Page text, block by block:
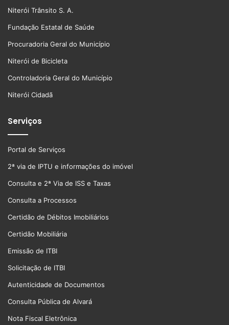
Niterói Trânsito S. A.
Fundação Estatal de Saúde
Procuradoria Geral do Município
Niterói de Bicicleta
Controladoria Geral do Município
Niterói Cidadã
Serviços
Portal de Serviços
2ª via de IPTU e informações do imóvel
Consulta e 2ª Via de ISS e Taxas
Consulta a Processos
Certidão de Débitos Imobiliários
Certidão Mobiliária
Emissão de ITBI
Solicitação de ITBI
Autenticidade de Documentos
Consulta Pública de Alvará
Nota Fiscal Eletrônica